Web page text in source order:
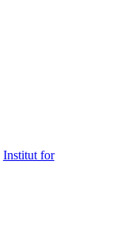
Institut for